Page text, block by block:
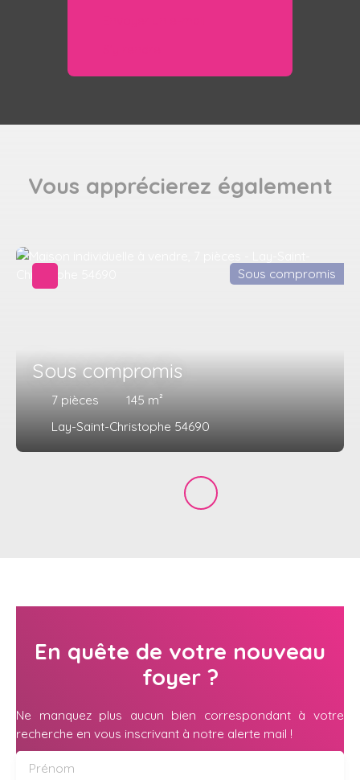
Vous apprécierez également
Sous compromis
7 pièces 145 m²
Lay-Saint-Christophe 54690
Sous compromis
En quête de votre nouveau
foyer ?
Ne manquez plus aucun bien correspondant à votre
recherche en vous inscrivant à notre alerte mail !
Prénom